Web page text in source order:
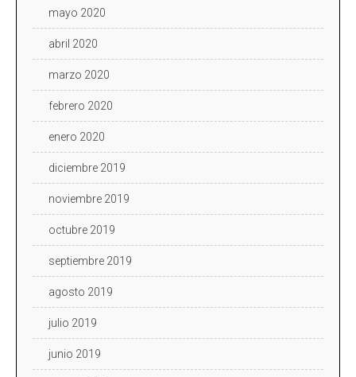
mayo 2020
abril 2020
marzo 2020
febrero 2020
enero 2020
diciembre 2019
noviembre 2019
octubre 2019
septiembre 2019
agosto 2019
julio 2019
junio 2019